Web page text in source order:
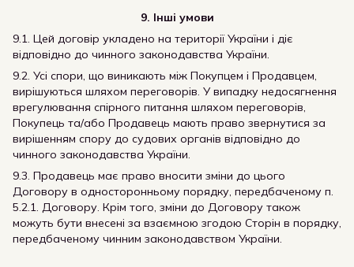
9. Інші умови
9.1. Цей договір укладено на території України і діє
відповідно до чинного законодавства України.
9.2. Усі спори, що виникають між Покупцем і Продавцем,
вирішуються шляхом переговорів. У випадку недосягнення
врегулювання спірного питання шляхом переговорів,
Покупець та/або Продавець мають право звернутися за
вирішенням спору до судових органів відповідно до
чинного законодавства України.
9.3. Продавець має право вносити зміни до цього
Договору в односторонньому порядку, передбаченому п.
5.2.1. Договору. Крім того, зміни до Договору також
можуть бути внесені за взаємною згодою Сторін в порядку,
передбаченому чинним законодавством України.